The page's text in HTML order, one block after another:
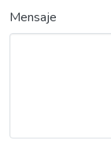
Mensaje